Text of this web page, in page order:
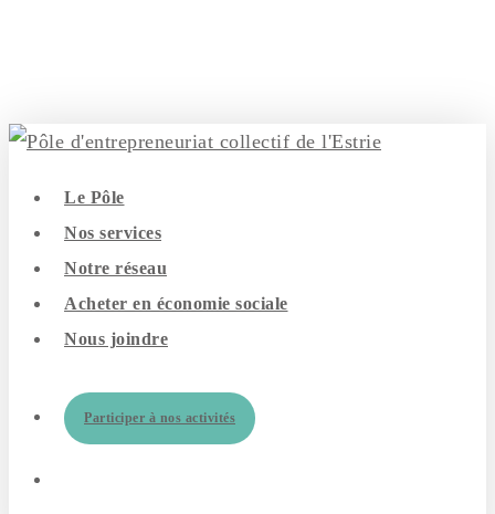
content
search
Menu
Le Pôle
Nos services
Notre réseau
Acheter en économie sociale
Nous joindre
Participer à nos activités